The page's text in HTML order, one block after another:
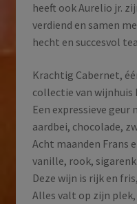
heeft ook Aurelio jr.
verdiend en samen
hecht en succesvol
Krachtig Cabernet,
collectie van wijnhuis
Een expressieve geur
aardbei, chocolade,
Acht maanden Frans
vanille, rook,
Deze wijn is rijk en
Alles valt op zijn